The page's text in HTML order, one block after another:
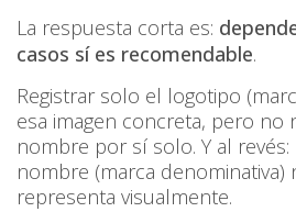
La respuesta corta es:
casos sí es recomendable.
Registrar solo el logotipo
esa imagen concreta, pero no
nombre por sí solo. Y al
nombre (marca
representa visualmente.